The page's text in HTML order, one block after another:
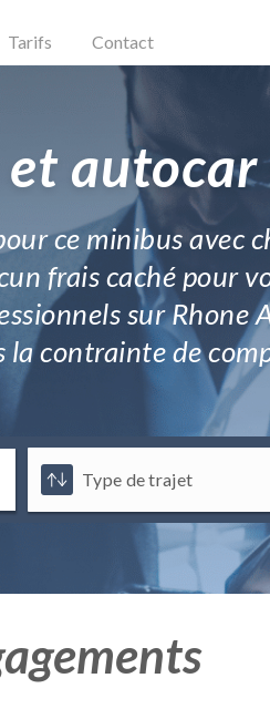
Tarifs Contact
ce minibus avec
frais caché
sur
contrainte de